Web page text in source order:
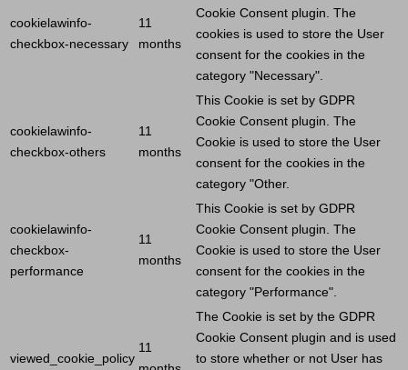
cookielawinfo-
checkbox-necessary
11
months
Cookie Consent plugin. The
cookies is used to store the User
consent for the cookies in the
category "Necessary".
cookielawinfo-
checkbox-others
11
months
This Cookie is set by GDPR
Cookie Consent plugin. The
Cookie is used to store the User
consent for the cookies in the
category "Other.
cookielawinfo-
checkbox-
performance
11
months
This Cookie is set by GDPR
Cookie Consent plugin. The
Cookie is used to store the User
consent for the cookies in the
category "Performance".
viewed_cookie_policy
11
The Cookie is set by the GDPR
Cookie Consent plugin and is used
to store whether or not User has